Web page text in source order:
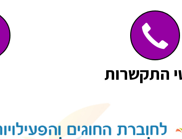
התקשרות